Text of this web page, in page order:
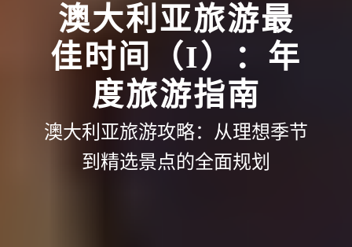
澳大利亚旅游最
佳时间（I）：年
度旅游指南
澳大利亚旅游攻略：从理想季节
到精选景点的全面规划